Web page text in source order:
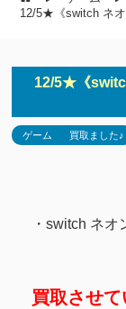
12/5★《switch ネオ
12/5★《
ゲーム 買取ました♪
・switch ネオ
買取させて